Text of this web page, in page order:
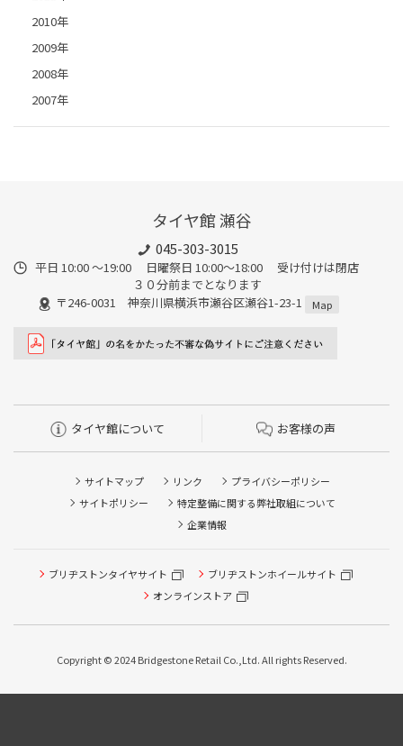
2010年
2009年
2008年
2007年
タイヤ館 瀬谷
045-303-3015
平日 10:00 ～19:00 日曜祭日 10:00～18:00 受け付けは閉店
３０分前までとなります
〒246-0031 神奈川県横浜市瀬谷区瀬谷1-23-1
Map
タイヤ館について お客様の声
サイトマップ リンク
プライバシーポリシー
サイトポリシー
特定整備に関する弊社取組について
企業情報
ブリヂストンタイヤサイト
ブリヂストンホイールサイト
オンラインストア
Copyright © 2024 Bridgestone Retail Co.,Ltd. All rights Reserved.